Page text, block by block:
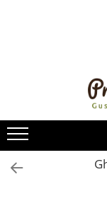
ULEIURI ȘI UNTURI
MĂSLINE
FRUCTE
ÎNDULCITORI